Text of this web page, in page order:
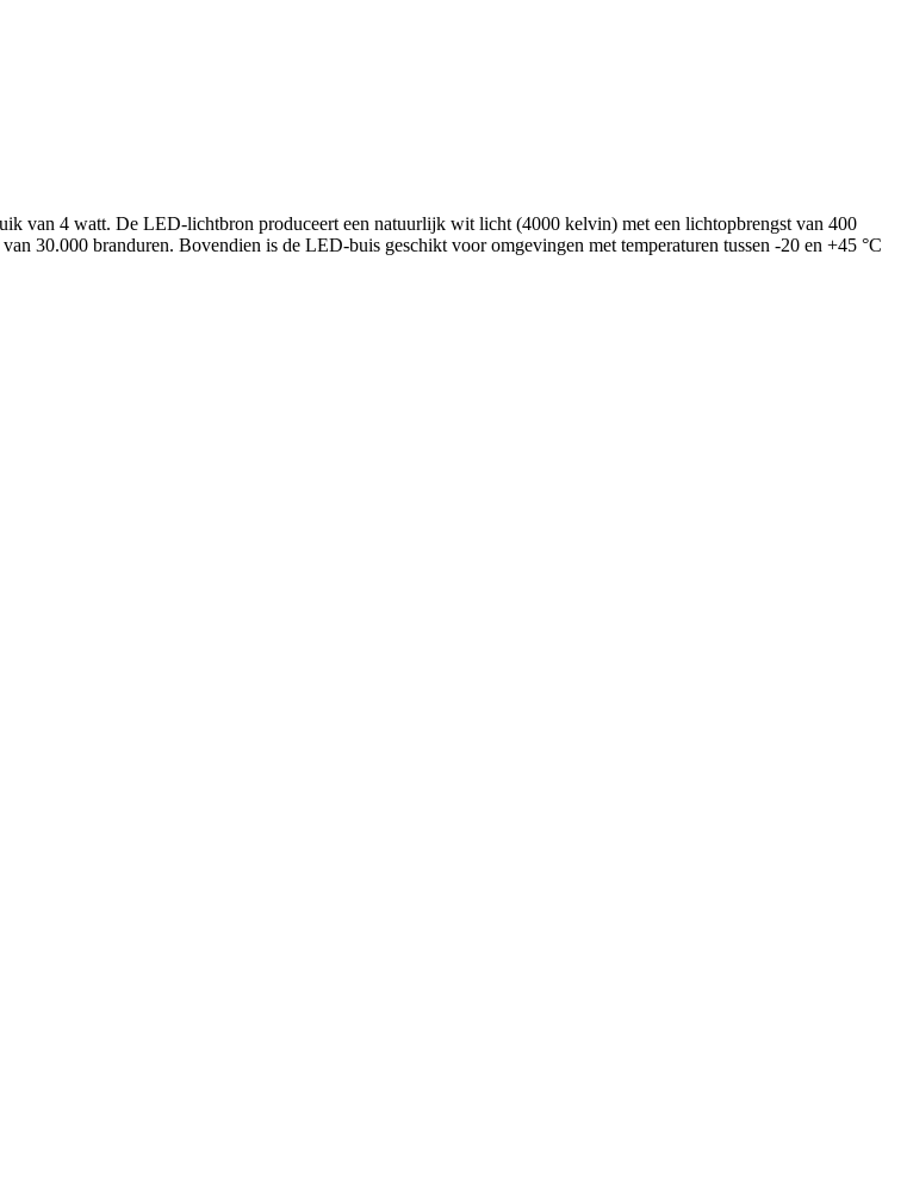
van 4 watt. De LED-lichtbron produceert een natuurlijk wit licht (4000 kelvin) met een lichtopbrengst van 400
30.000 branduren. Bovendien is de LED-buis geschikt voor omgevingen met temperaturen tussen -20 en +45 °C